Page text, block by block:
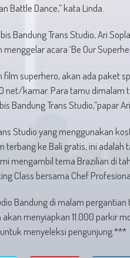
Battle Dance,” kata Linda.
Bandung Trans Studio, Ari
acara ‘Be Our
superhero, akan ada paket
net/kamar. Para tamu dimalam
Bandung Trans Studio,”papar Ari.
Studio yang menggunakan
terbang ke Bali gratis, ini
mengambil tema Brazilian di
Class bersama Chef
Bandung di malam
menyiapkan 11.000 parkir
menyeleksi pengunjung.***